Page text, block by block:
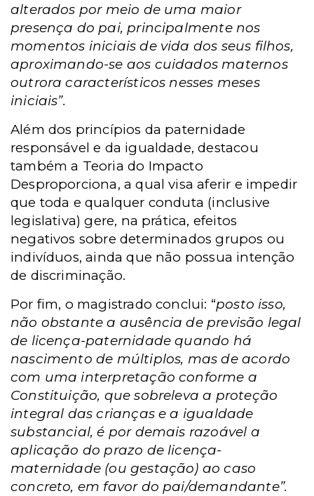
alterados por meio de uma maior
presença do pai, principalmente nos
momentos iniciais de vida dos seus filhos,
aproximando-se aos cuidados maternos
outrora característicos nesses meses
iniciais”.
Além dos princípios da paternidade
responsável e da igualdade, destacou
também a Teoria do Impacto
Desproporciona, a qual visa aferir e impedir
que toda e qualquer conduta (inclusive
legislativa) gere, na prática, efeitos
negativos sobre determinados grupos ou
indivíduos, ainda que não possua intenção
de discriminação.
Por fim, o magistrado conclui: “posto isso,
não obstante a ausência de previsão legal
de licença-paternidade quando há
nascimento de múltiplos, mas de acordo
com uma interpretação conforme a
Constituição, que sobreleva a proteção
integral das crianças e a igualdade
substancial, é por demais razoável a
aplicação do prazo de licença-
maternidade (ou gestação) ao caso
concreto, em favor do pai/demandante”.